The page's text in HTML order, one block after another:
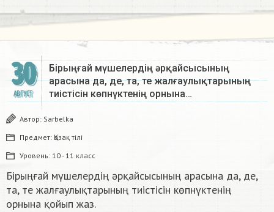
30
АВГУСТ
Бірыңғай мүшелердің әрқайсысының
арасына да, де, та, те жалғаулықтарының
тиістісін көпнүктенің орнына…
Автор: Sarbelka
Предмет: Қазақ тiлi
Уровень: 10 - 11 класс
Бірыңғай мүшелердің әрқайсысының арасына да, де,
та, те жалғаулықтарының тиістісін көпнүктенің
орнына қойып жаз.